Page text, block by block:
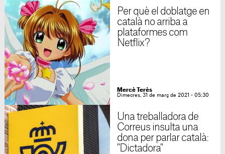
Per què el doblatge en
català no arriba a
plataformes com
Netflix?
Mercè Terès
Dimecres, 31 de març de 2021 - 05:30
Una treballadora de
Correus insulta una
dona per parlar català:
"Dictadora"